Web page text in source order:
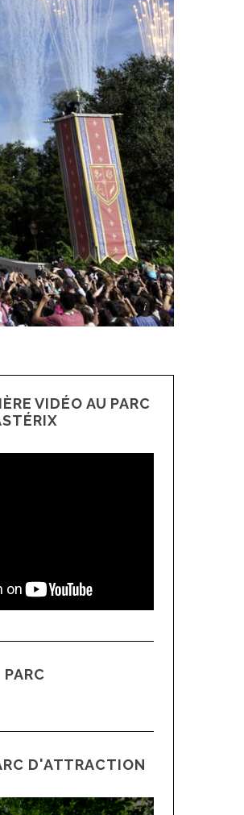
VIDÉO AU PARC
PARC
D'ATTRACTION